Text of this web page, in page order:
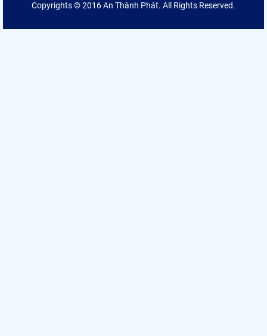
Copyrights © 2016 An Thành Phát. All Rights Reserved.